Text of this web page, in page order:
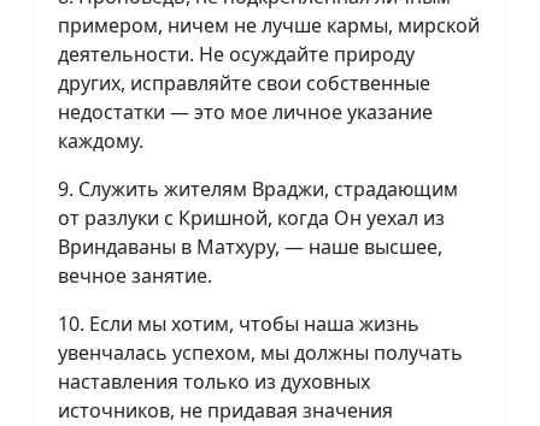
примером, ничем не лучше кармы, мирской
деятельности. Не осуждайте природу
других, исправляйте свои собственные
недостатки — это мое личное указание
каждому.
9. Служить жителям Враджи, страдающим
от разлуки с Кришной, когда Он уехал из
Вриндаваны в Матхуру, — наше высшее,
вечное занятие.
10. Если мы хотим, чтобы наша жизнь
увенчалась успехом, мы должны получать
наставления только из духовных
источников, не придавая значения